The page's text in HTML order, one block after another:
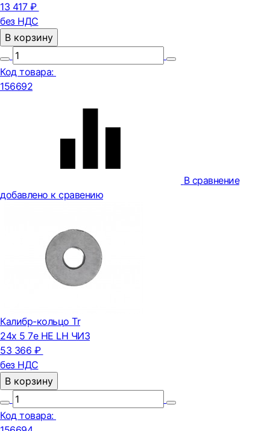
13 417 ₽
без НДС
В корзину
Код товара:
156692
В сравнение
добавлено к сравению
Калибр-кольцо Tr
24х 5 7e НЕ LH ЧИЗ
53 366 ₽
без НДС
В корзину
Код товара: